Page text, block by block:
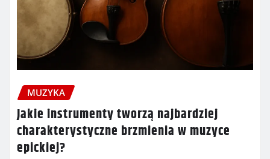
MUZYKA
Jakie instrumenty tworzą najbardziej
charakterystyczne brzmienia w muzyce
epickiej?